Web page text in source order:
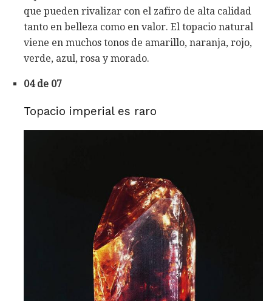
que pueden rivalizar con el zafiro de alta calidad
tanto en belleza como en valor. El topacio natural
viene en muchos tonos de amarillo, naranja, rojo,
verde, azul, rosa y morado.
04 de 07
Topacio imperial es raro